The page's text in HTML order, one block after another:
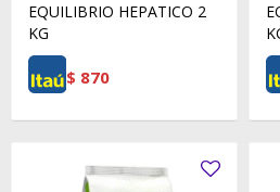
EQUILIBRIO HEPATICO 2
KG
$ 870